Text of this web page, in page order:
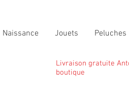
Naissance Jouets Peluches
Livraison gratuite
boutique